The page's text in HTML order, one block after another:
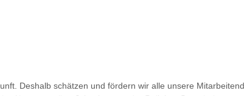
Deshalb schätzen und fördern wir alle unsere